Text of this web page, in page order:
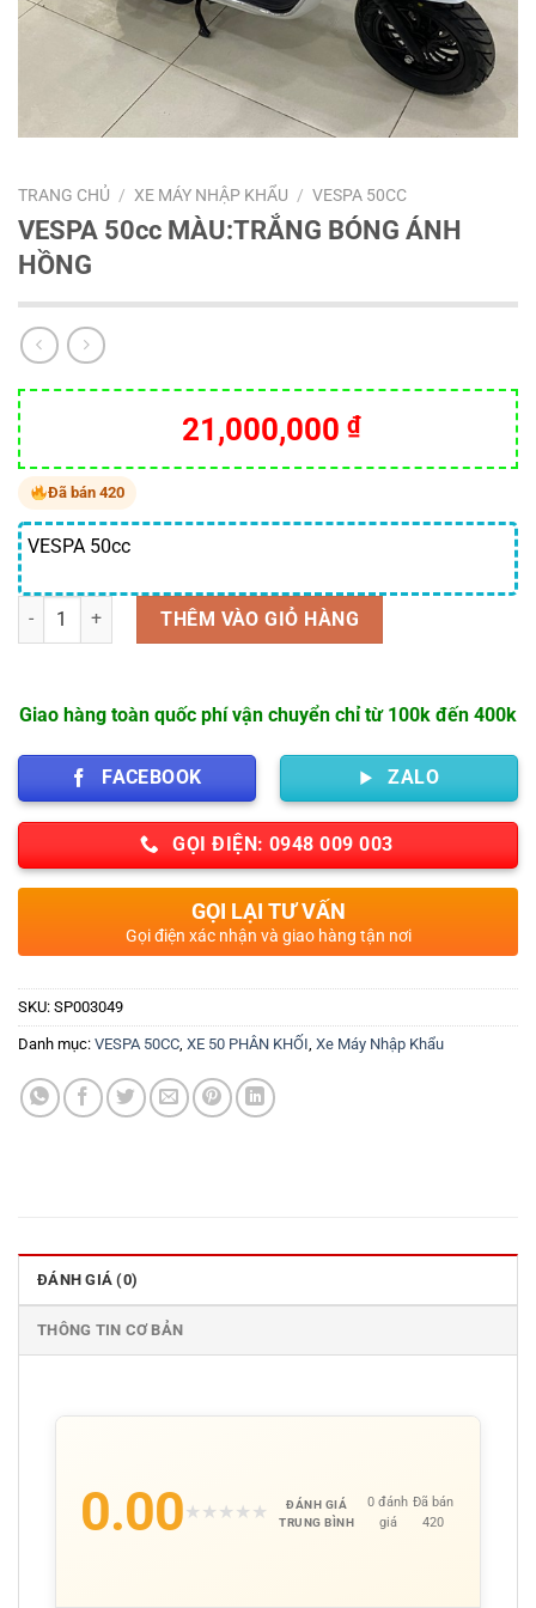
TRANG CHỦ / XE MÁY NHẬP KHẨU / VESPA 50CC
VESPA 50cc MÀU:TRẮNG BÓNG ÁNH
HỒNG
21,000,000 ₫
Đã bán 420
VESPA 50cc
Số lượng THÊM VÀO GIỎ HÀNG
Giao hàng toàn quốc phí vận chuyển chỉ từ 100k đến 400k
FACEBOOK ZALO
GỌI ĐIỆN: 0948 009 003
GỌI LẠI TƯ VẤN
Gọi điện xác nhận và giao hàng tận nơi
SKU: SP003049
Danh mục: VESPA 50CC, XE 50 PHÂN KHỐI, Xe Máy Nhập Khẩu
ĐÁNH GIÁ (0)
THÔNG TIN CƠ BẢN
0.00★ ★ ★ ★ ★
ĐÁNH GIÁ
TRUNG BÌNH
0 đánh
giá
Đã bán
420